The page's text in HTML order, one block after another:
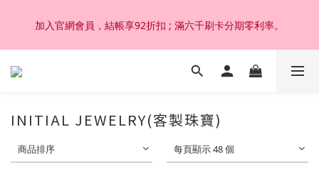
加入官網會員，結帳享92折扣 ; 滿六千刷卡分期零利率。
水)，潛水(海水)，皆可佩戴，終身保固不退色。
加入官網會員，結帳享92折扣 ; 滿六千刷卡分期零利率。
INITIAL JEWELRY(客製珠寶)
商品排序 每頁顯示 48 個